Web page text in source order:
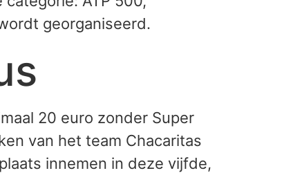
georganiseerd.
20 euro zonder Super
van het team Chacaritas
innemen in deze vijfde,